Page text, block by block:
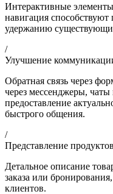
Интерактивные
навигация
удержанию
/
Улучшение
Обратная связь через
через мессенджеры,
предоставление
быстрого общения.
/
Представление
Детальное описание
заказа или
клиентов.